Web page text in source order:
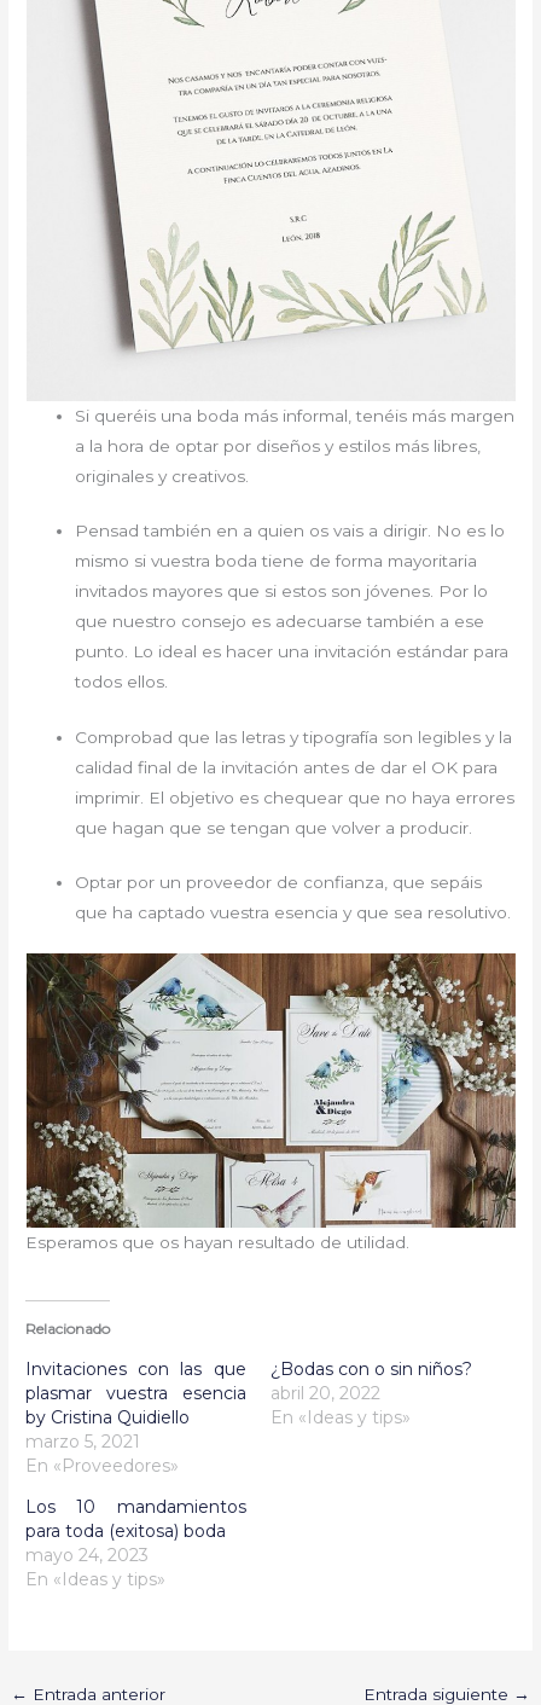
Si queréis una boda más informal, tenéis más margen
a la hora de optar por diseños y estilos más libres,
originales y creativos.
Pensad también en a quien os vais a dirigir. No es lo
mismo si vuestra boda tiene de forma mayoritaria
invitados mayores que si estos son jóvenes. Por lo
que nuestro consejo es adecuarse también a ese
punto. Lo ideal es hacer una invitación estándar para
todos ellos.
Comprobad que las letras y tipografía son legibles y la
calidad final de la invitación antes de dar el OK para
imprimir. El objetivo es chequear que no haya errores
que hagan que se tengan que volver a producir.
Optar por un proveedor de confianza, que sepáis
que ha captado vuestra esencia y que sea resolutivo.
Esperamos que os hayan resultado de utilidad.
Relacionado
Invitaciones con las que
plasmar vuestra esencia
by Cristina Quidiello
marzo 5, 2021
En «Proveedores»
¿Bodas con o sin niños?
abril 20, 2022
En «Ideas y tips»
Los 10 mandamientos
para toda (exitosa) boda
mayo 24, 2023
En «Ideas y tips»
← Entrada anterior Entrada siguiente →